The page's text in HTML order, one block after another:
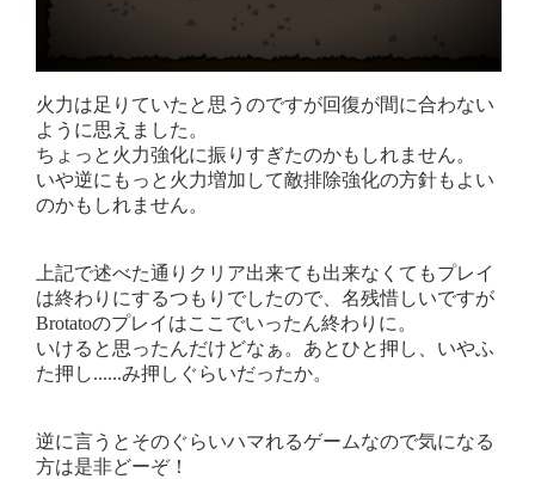
火力は足りていたと思うのですが回復が間に合わない
ように思えました。
ちょっと火力強化に振りすぎたのかもしれません。
いや逆にもっと火力増加して敵排除強化の方針もよい
のかもしれません。
上記で述べた通りクリア出来ても出来なくてもプレイ
は終わりにするつもりでしたので、名残惜しいですが
Brotatoのプレイはここでいったん終わりに。
いけると思ったんだけどなぁ。あとひと押し、いやふ
た押し......み押しぐらいだったか。
逆に言うとそのぐらいハマれるゲームなので気になる
方は是非どーぞ！